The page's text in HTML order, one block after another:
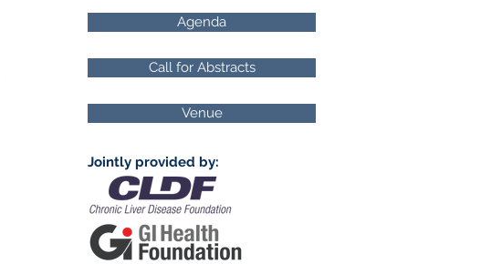
Agenda
Call for Abstracts
Venue
Jointly provided by: